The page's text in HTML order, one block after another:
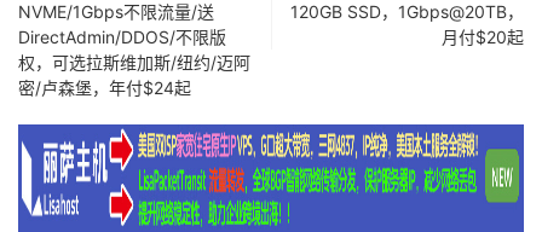
NVME/1Gbps不限流量/送
DirectAdmin/DDOS/不限版
权，可选拉斯维加斯/纽约/迈阿
密/卢森堡，年付$24起
120GB SSD，1Gbps@20TB，
月付$20起